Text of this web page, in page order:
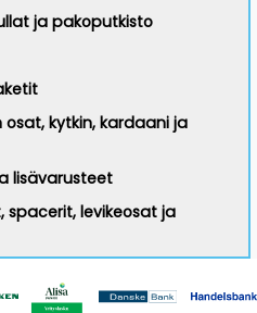
ja pakoputkisto
kytkin, kardaani ja
lisävarusteet
spacerit, levikeosat ja